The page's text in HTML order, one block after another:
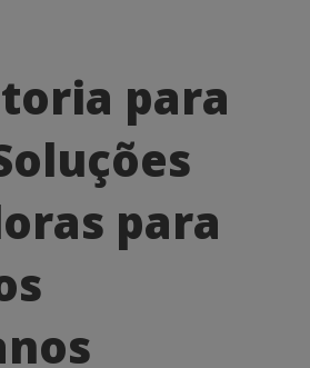
para
para